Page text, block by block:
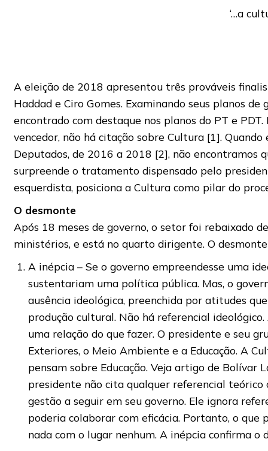
‘…a
A eleição de 2018 apresentou três prováveis
Haddad e Ciro Gomes. Examinando seus planos
encontrado com destaque nos planos do PT e
vencedor, não há citação sobre Cultura [1].
Deputados, de 2016 a 2018 [2], não encontramos
surpreende o tratamento dispensado pelo
esquerdista, posiciona a Cultura como pilar do
O desmonte
Após 18 meses de governo, o setor foi rebaixado
ministérios, e está no quarto dirigente. O
A inépcia – Se o governo empreendesse uma
sustentariam uma política pública. Mas, o
ausência ideológica, preenchida por atitudes
produção cultural. Não há referencial
uma relação do que fazer. O presidente e seu
Exteriores, o Meio Ambiente e a Educação. A
pensam sobre Educação. Veja artigo de Bolívar
presidente não cita qualquer referencial
gestão a seguir em seu governo. Ele ignora
poderia colaborar com eficácia. Portanto, o que
nada com o lugar nenhum. A inépcia confirma o